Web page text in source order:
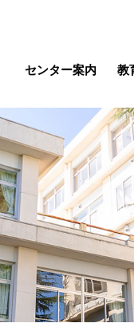
センター案内 教